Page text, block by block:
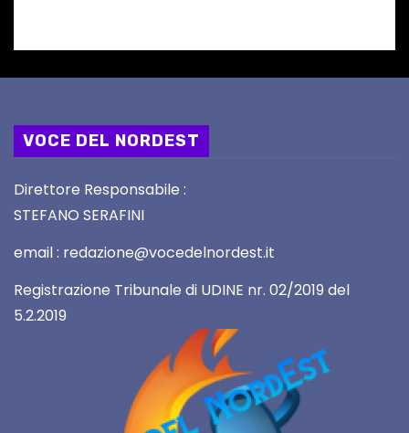
VOCE DEL NORDEST
Direttore Responsabile :
STEFANO SERAFINI
email : redazione@vocedelnordest.it
Registrazione Tribunale di UDINE nr. 02/2019 del
5.2.2019